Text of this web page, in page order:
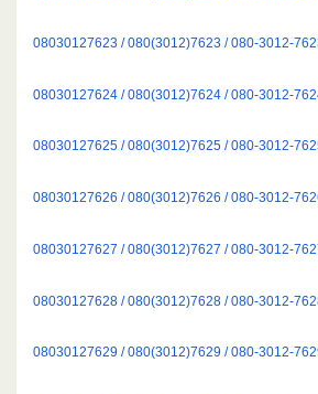
08030127623 / 080(3012)7623 / 080-3012-
08030127624 / 080(3012)7624 / 080-3012-
08030127625 / 080(3012)7625 / 080-3012-
08030127626 / 080(3012)7626 / 080-3012-
08030127627 / 080(3012)7627 / 080-3012-
08030127628 / 080(3012)7628 / 080-3012-
08030127629 / 080(3012)7629 / 080-3012-